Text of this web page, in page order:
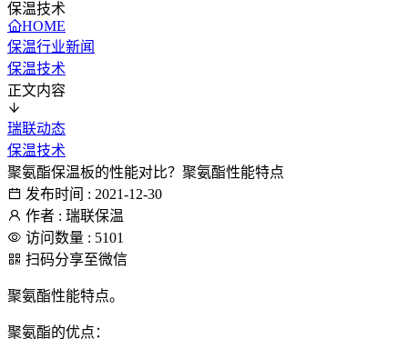
保温技术
HOME
保温行业新闻
保温技术
正文内容
瑞联动态
保温技术
聚氨酯保温板的性能对比？聚氨酯性能特点
发布时间 : 2021-12-30
作者 : 瑞联保温
访问数量 : 5101
扫码分享至微信
聚氨酯性能特点。
聚氨酯的优点：